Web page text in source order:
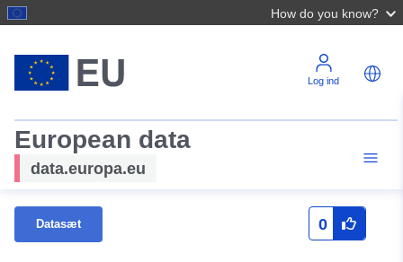
How do you know?
Log ind
European data
data.europa.eu
Datasæt 0